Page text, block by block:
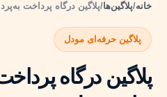
خانه/پلاگین‌ها/پلاگین درگاه پرداخت
پلاگین حرفه‌ای مودل
پلاگین درگاه